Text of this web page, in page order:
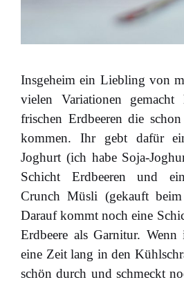
Insgeheim ein Liebling von
vielen Variationen
frischen Erdbeeren die
kommen. Ihr gebt dafür
Joghurt (ich habe Soja-
Schicht Erdbeeren und
Crunch Müsli (gekauft
Darauf kommt noch eine
Erdbeere als Garnitur.
eine Zeit lang in den
schön durch und schmeckt